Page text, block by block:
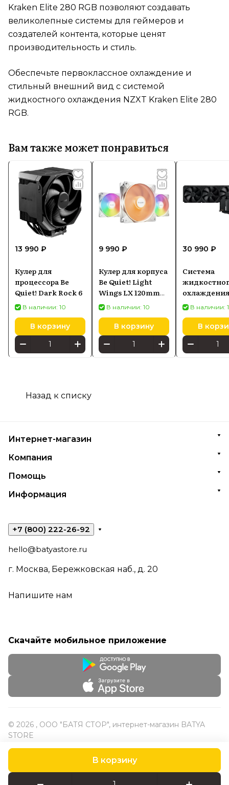
В корзину
Kraken Elite 280 RGB позволяют создавать
великолепные системы для геймеров и
создателей контента, которые ценят
производительность и стиль.
Обеспечьте первоклассное охлаждение и
стильный внешний вид с системой
жидкостного охлаждения NZXT Kraken Elite 280
RGB.
Вам также может понравиться
13 990 ₽
Кулер для
процессора Be
Quiet! Dark Rock 6
В наличии: 10
В корзину
9 990 ₽
Кулер для корпуса
Be Quiet! Light
Wings LX 120mm
PWM High-Speed
В наличии: 10
В корзину
30 990 ₽
Система
ProArt LC
В наличии:
В
Назад к списку
Интернет-магазин
Компания
Помощь
Информация
+7 (800) 222-26-92
hello@batyastore.ru
г. Москва, Бережковская наб., д. 20
Напишите нам
Скачайте мобильное приложение
© 2026 , ООО "БАТЯ СТОР", интернет-магазин BATYA
STORE
Конфиденциальность Оферта